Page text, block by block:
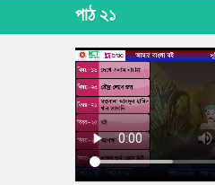
পাঠ ২১